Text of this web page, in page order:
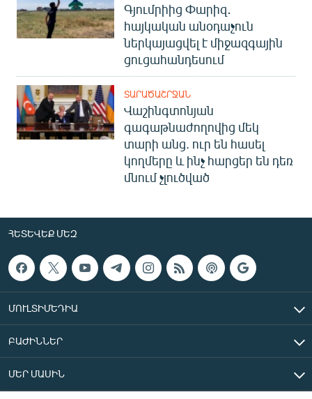
Գյումրիից Փարիզ․
հայկական անօդաչուն
ներկայացվել է միջազգային
ցուցահանդեսում
ՏԱՐԱԾԱՇՐՋԱՆ
Վաշինգտոնյան
գագաթնաժողովից մեկ
տարի անց. ուր են հասել
կողմերը և ինչ հարցեր են դեռ
մնում չլուծված
ՀԵՏԵՎԵՔ ՄԵԶ
ՄՈՒԼՏԻՄԵԴԻԱ
ԲԱԺԻՆՆԵՐ
ՄԵՐ ՄԱՍԻՆ